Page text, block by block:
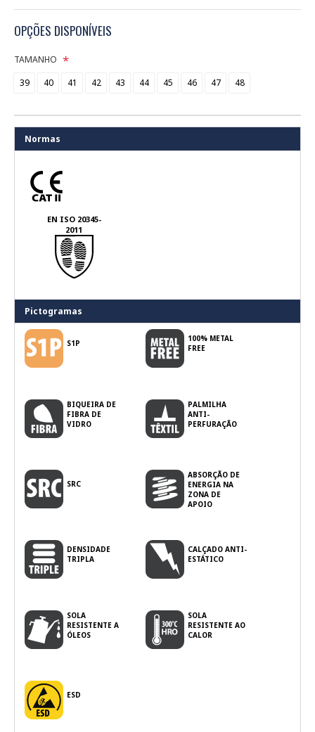
OPÇÕES DISPONÍVEIS
TAMANHO
39
40 41 42 43 44 45 46 47 48
Normas
EN ISO 20345-
2011
Pictogramas
S1P
100% METAL
FREE
BIQUEIRA DE
FIBRA DE
VIDRO
PALMILHA
ANTI-
PERFURAÇÃO
SRC
ABSORÇÃO DE
ENERGIA NA
ZONA DE
APOIO
DENSIDADE
TRIPLA
CALÇADO ANTI-
ESTÁTICO
SOLA
RESISTENTE A
ÓLEOS
SOLA
RESISTENTE AO
CALOR
ESD